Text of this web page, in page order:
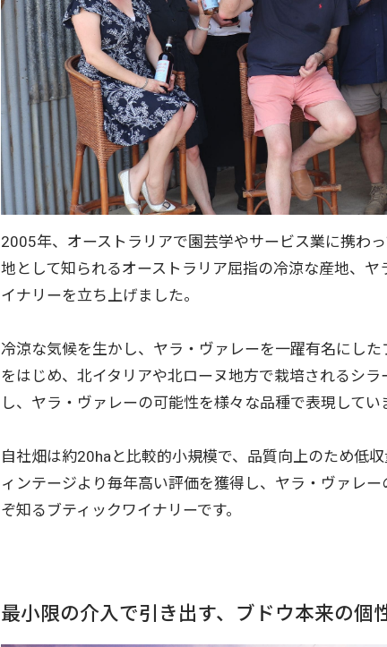
2005年、オーストラリアで園芸学やサービス業に携わ
地として知られるオーストラリア屈指の冷涼な産地、
イナリーを立ち上げました。
冷涼な気候を生かし、ヤラ・ヴァレーを一躍有名にし
をはじめ、北イタリアや北ローヌ地方で栽培されるシ
し、ヤラ・ヴァレーの可能性を様々な品種で表現してい
自社畑は約20haと比較的小規模で、品質向上のため低
ィンテージより毎年高い評価を獲得し、ヤラ・ヴァレ
ぞ知るブティックワイナリーです。
最小限の介入で引き出す、ブドウ本来の個